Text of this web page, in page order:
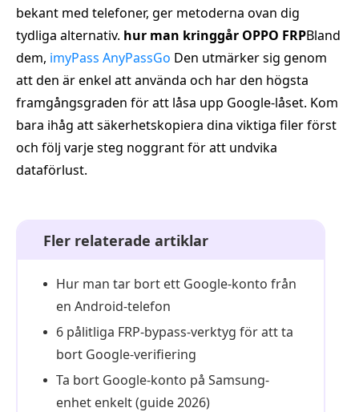
bekant med telefoner, ger metoderna ovan dig
tydliga alternativ. hur man kringgår OPPO FRPBland
dem, imyPass AnyPassGo Den utmärker sig genom
att den är enkel att använda och har den högsta
framgångsgraden för att låsa upp Google-låset. Kom
bara ihåg att säkerhetskopiera dina viktiga filer först
och följ varje steg noggrant för att undvika
dataförlust.
Fler relaterade artiklar
Hur man tar bort ett Google-konto från
en Android-telefon
6 pålitliga FRP-bypass-verktyg för att ta
bort Google-verifiering
Ta bort Google-konto på Samsung-
enhet enkelt (guide 2026)